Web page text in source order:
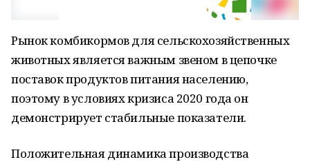
Рынок комбикормов для сельскохозяйственных
животных является важным звеном в цепочке
поставок продуктов питания населению,
поэтому в условиях кризиса 2020 года он
демонстрирует стабильные показатели.
Положительная динамика производства